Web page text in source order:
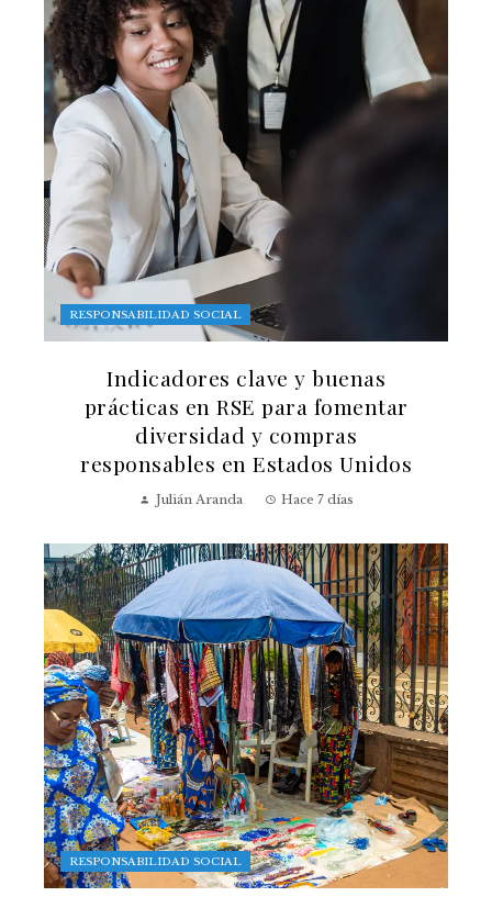
RESPONSABILIDAD SOCIAL
Indicadores clave y buenas
prácticas en RSE para fomentar
diversidad y compras
responsables en Estados Unidos
Julián Aranda Hace 7 días
RESPONSABILIDAD SOCIAL